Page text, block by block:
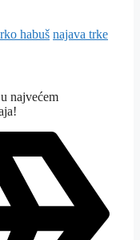
habuš najava trke
u najvećem